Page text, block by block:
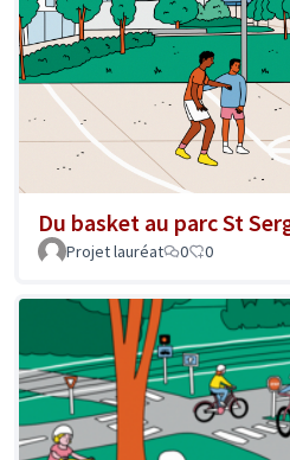
Du basket au parc St
Projet lauréat 0 0